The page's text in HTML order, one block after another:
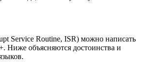
Service Routine, ISR) можно написать
Ниже объясняются достоинства и